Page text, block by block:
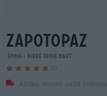
zapotopaz
Emma - Biere ohne Bart
(2)
Artikel derzeit nicht lieferbar